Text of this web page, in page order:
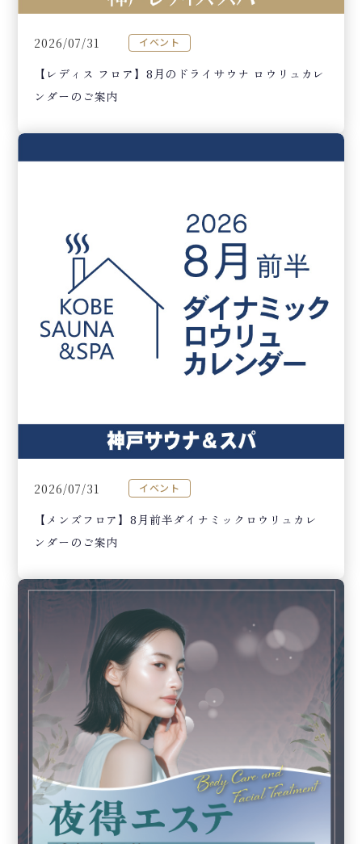
2026/07/31 イベント
【レディス フロア】8月のドライサウナ ロウリュカレ
ンダーのご案内
2026/07/31 イベント
【メンズフロア】8月前半ダイナミックロウリュカレ
ンダーのご案内